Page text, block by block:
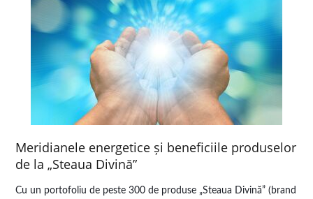
Meridianele energetice și beneficiile produselor
de la „Steaua Divină”
Cu un portofoliu de peste 300 de produse „Steaua Divină” (brand